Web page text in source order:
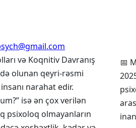
və Koqnitiv Davranış
olunan qeyri-rəsmi
narahat edir.
isə ən çox verilən
psixoloq olmayanların
📅